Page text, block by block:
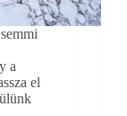
a
el